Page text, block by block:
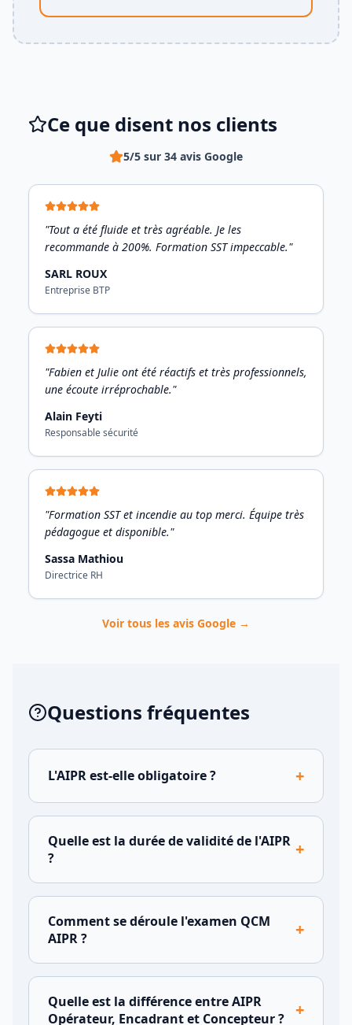
Ce que disent nos clients
5/5 sur 34 avis Google
"Tout a été fluide et très agréable. Je les
recommande à 200%. Formation SST impeccable."
SARL ROUX
Entreprise BTP
"Fabien et Julie ont été réactifs et très professionnels,
une écoute irréprochable."
Alain Feyti
Responsable sécurité
"Formation SST et incendie au top merci. Équipe très
pédagogue et disponible."
Sassa Mathiou
Directrice RH
Voir tous les avis Google →
Questions fréquentes
L'AIPR est-elle obligatoire ? +
Quelle est la durée de validité de l'AIPR
?
+
Comment se déroule l'examen QCM
AIPR ?
+
Quelle est la différence entre AIPR
Opérateur, Encadrant et Concepteur ?
+